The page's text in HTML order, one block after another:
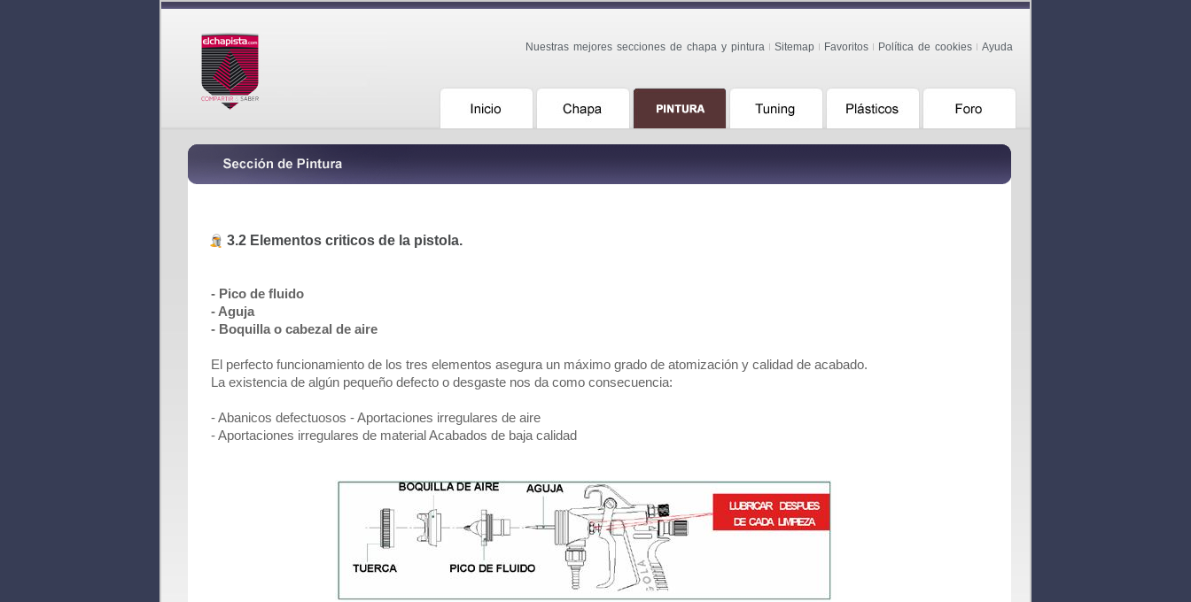
Nuestras mejores secciones de chapa y pintura Sitemap Favoritos Política de cookies Ayuda
3.2 Elementos criticos de la pistola.
- Pico de fluido
- Aguja
- Boquilla o cabezal de aire
El perfecto funcionamiento de los tres elementos asegura un máximo grado de atomización y calidad de acabado.
La existencia de algún pequeño defecto o desgaste nos da como consecuencia:
- Abanicos defectuosos - Aportaciones irregulares de aire
- Aportaciones irregulares de material Acabados de baja calidad